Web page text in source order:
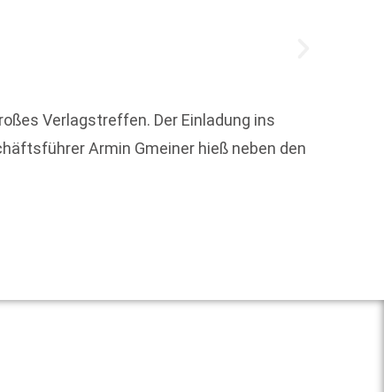
Verlagstreffen. Der Einladung ins
Armin Gmeiner hieß neben den